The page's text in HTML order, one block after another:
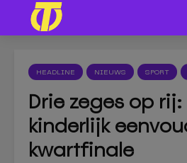
HEADLINE NIEUWS SPORT
Drie zeges op
kinderlijk
kwartfinale